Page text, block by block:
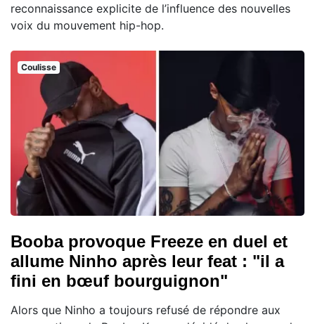
reconnaissance explicite de l’influence des nouvelles
voix du mouvement hip-hop.
Coulisse
Booba provoque Freeze en duel et
allume Ninho après leur feat : "il a
fini en bœuf bourguignon"
Alors que Ninho a toujours refusé de répondre aux